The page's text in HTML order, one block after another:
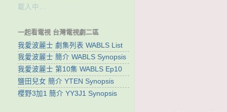
載入中…
一起看電視 台灣電視劇二區
我愛波麗士 劇集列表 WABLS List
我愛波麗士 簡介 WABLS Synopsis
我愛波麗士 第10集 WABLS Ep10
鹽田兒女 簡介 YTEN Synopsis
櫻野3加1 簡介 YY3J1 Synopsis